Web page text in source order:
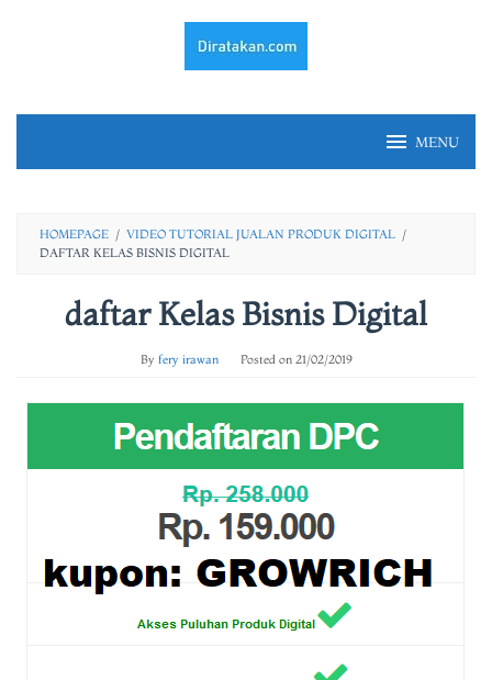
MENU
HOMEPAGE / VIDEO TUTORIAL JUALAN PRODUK DIGITAL /
DAFTAR KELAS BISNIS DIGITAL
daftar Kelas Bisnis Digital
By fery irawan Posted on 21/02/2019